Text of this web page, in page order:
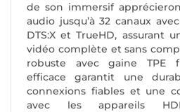
de son immersif
audio jusqu’à 32 canaux
DTS:X et TrueHD, assurant
vidéo complète et sans
robuste avec gaine TPE
efficace garantit une
connexions fiables et une
avec les appareils